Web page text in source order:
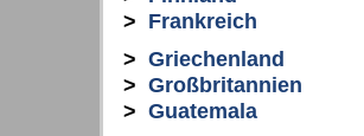
> Frankreich
> Griechenland
> Großbritannien
> Guatemala